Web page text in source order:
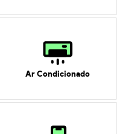
Ar Condicionado